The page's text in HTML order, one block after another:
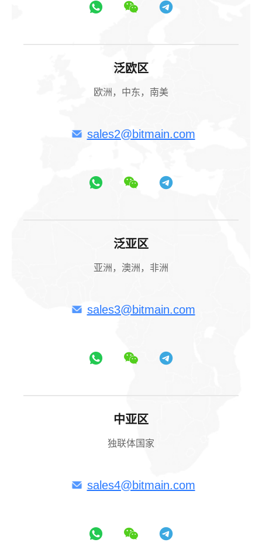
泛欧区
欧洲，中东，南美
sales2@bitmain.com
泛亚区
亚洲，澳洲，非洲
sales3@bitmain.com
中亚区
独联体国家
sales4@bitmain.com